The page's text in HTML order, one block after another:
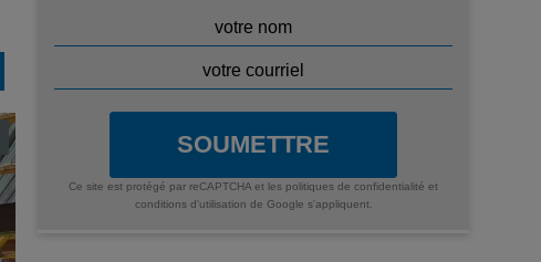
SOUMETTRE
Ce site est protégé par reCAPTCHA et les politiques de confidentialité et
conditions d'utilisation de Google s'appliquent.